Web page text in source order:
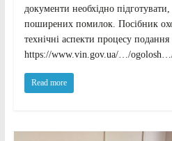
документи необхідно
поширених помилок. Посібник
технічні аспекти процесу подання
https://www.vin.gov.ua/…/
Read more